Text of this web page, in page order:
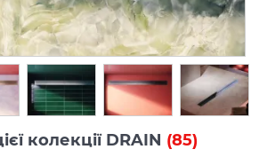
колекції DRAIN (85)